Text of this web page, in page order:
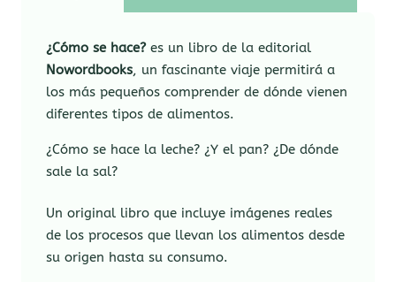
¿Cómo se hace?es un libro de la editorial
Nowordbooks, un fascinante viaje permitirá a
los más pequeños comprender de dónde vienen
diferentes tipos de alimentos.
¿Cómo se hace la leche? ¿Y el pan? ¿De dónde
sale la sal?
Un original libro que incluye imágenes reales
de los procesos que llevan los alimentos desde
su origen hasta su consumo.